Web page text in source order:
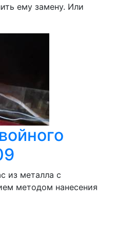
ему замену. Или
из металла с
методом нанесения